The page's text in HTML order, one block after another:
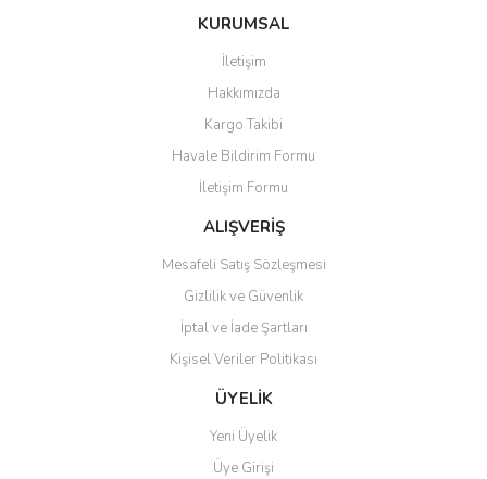
Bu ürüne ilk yorumu siz yapın!
Ürün resmi kalitesiz, bozuk veya görüntülenemiyor.
Ürün açıklamasında eksik bilgiler bulunuyor.
Ürün bilgilerinde hatalar bulunuyor.
Ürün fiyatı diğer sitelerden daha pahalı.
Bu ürüne benzer farklı alternatifler olmalı.
Gönder
KURUMSAL
İletişim
Hakkımızda
Kargo Takibi
Havale Bildirim Formu
İletişim Formu
ALIŞVERİŞ
Mesafeli Satış Sözleşmesi
Gizlilik ve Güvenlik
İptal ve İade Şartları
Kişisel Veriler Politikası
ÜYELİK
Yeni Üyelik
Üye Girişi